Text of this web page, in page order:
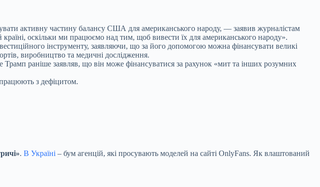
активну частину балансу США для американського народу, — заявив журналістам
країні, оскільки ми працюємо над тим, щоб вивести їх для американського народу».
інструменту, заявляючи, що за його допомогою можна фінансувати великі
виробництво та медичні дослідження.
раніше заявляв, що він може фінансуватися за рахунок «мит та інших розумних
з дефіцитом.
. В Україні – бум агенцій, які просувають моделей на сайті OnlyFans. Як влаштований